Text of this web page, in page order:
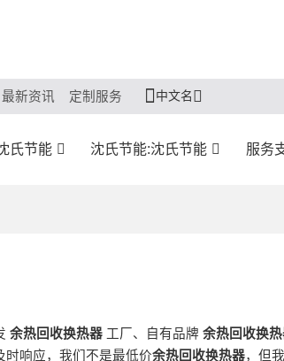
最新资讯 定制服务 中文名
氏节能 沈氏节能:沈氏节能 服务
余热回收换热器工厂、自有品牌 余热回收换
响应，我们不是最低价余热回收换热器，但